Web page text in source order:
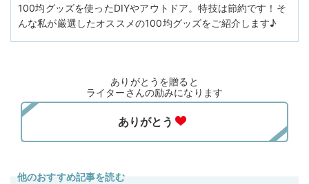
100均グッズを使ったDIYやアウトドア。特技は節約です！そ
んな私が厳選したオススメの100均グッズをご紹介します♪
ありがとうを贈ると
ライターさんの励みになります
他のおすすめ記事を読む